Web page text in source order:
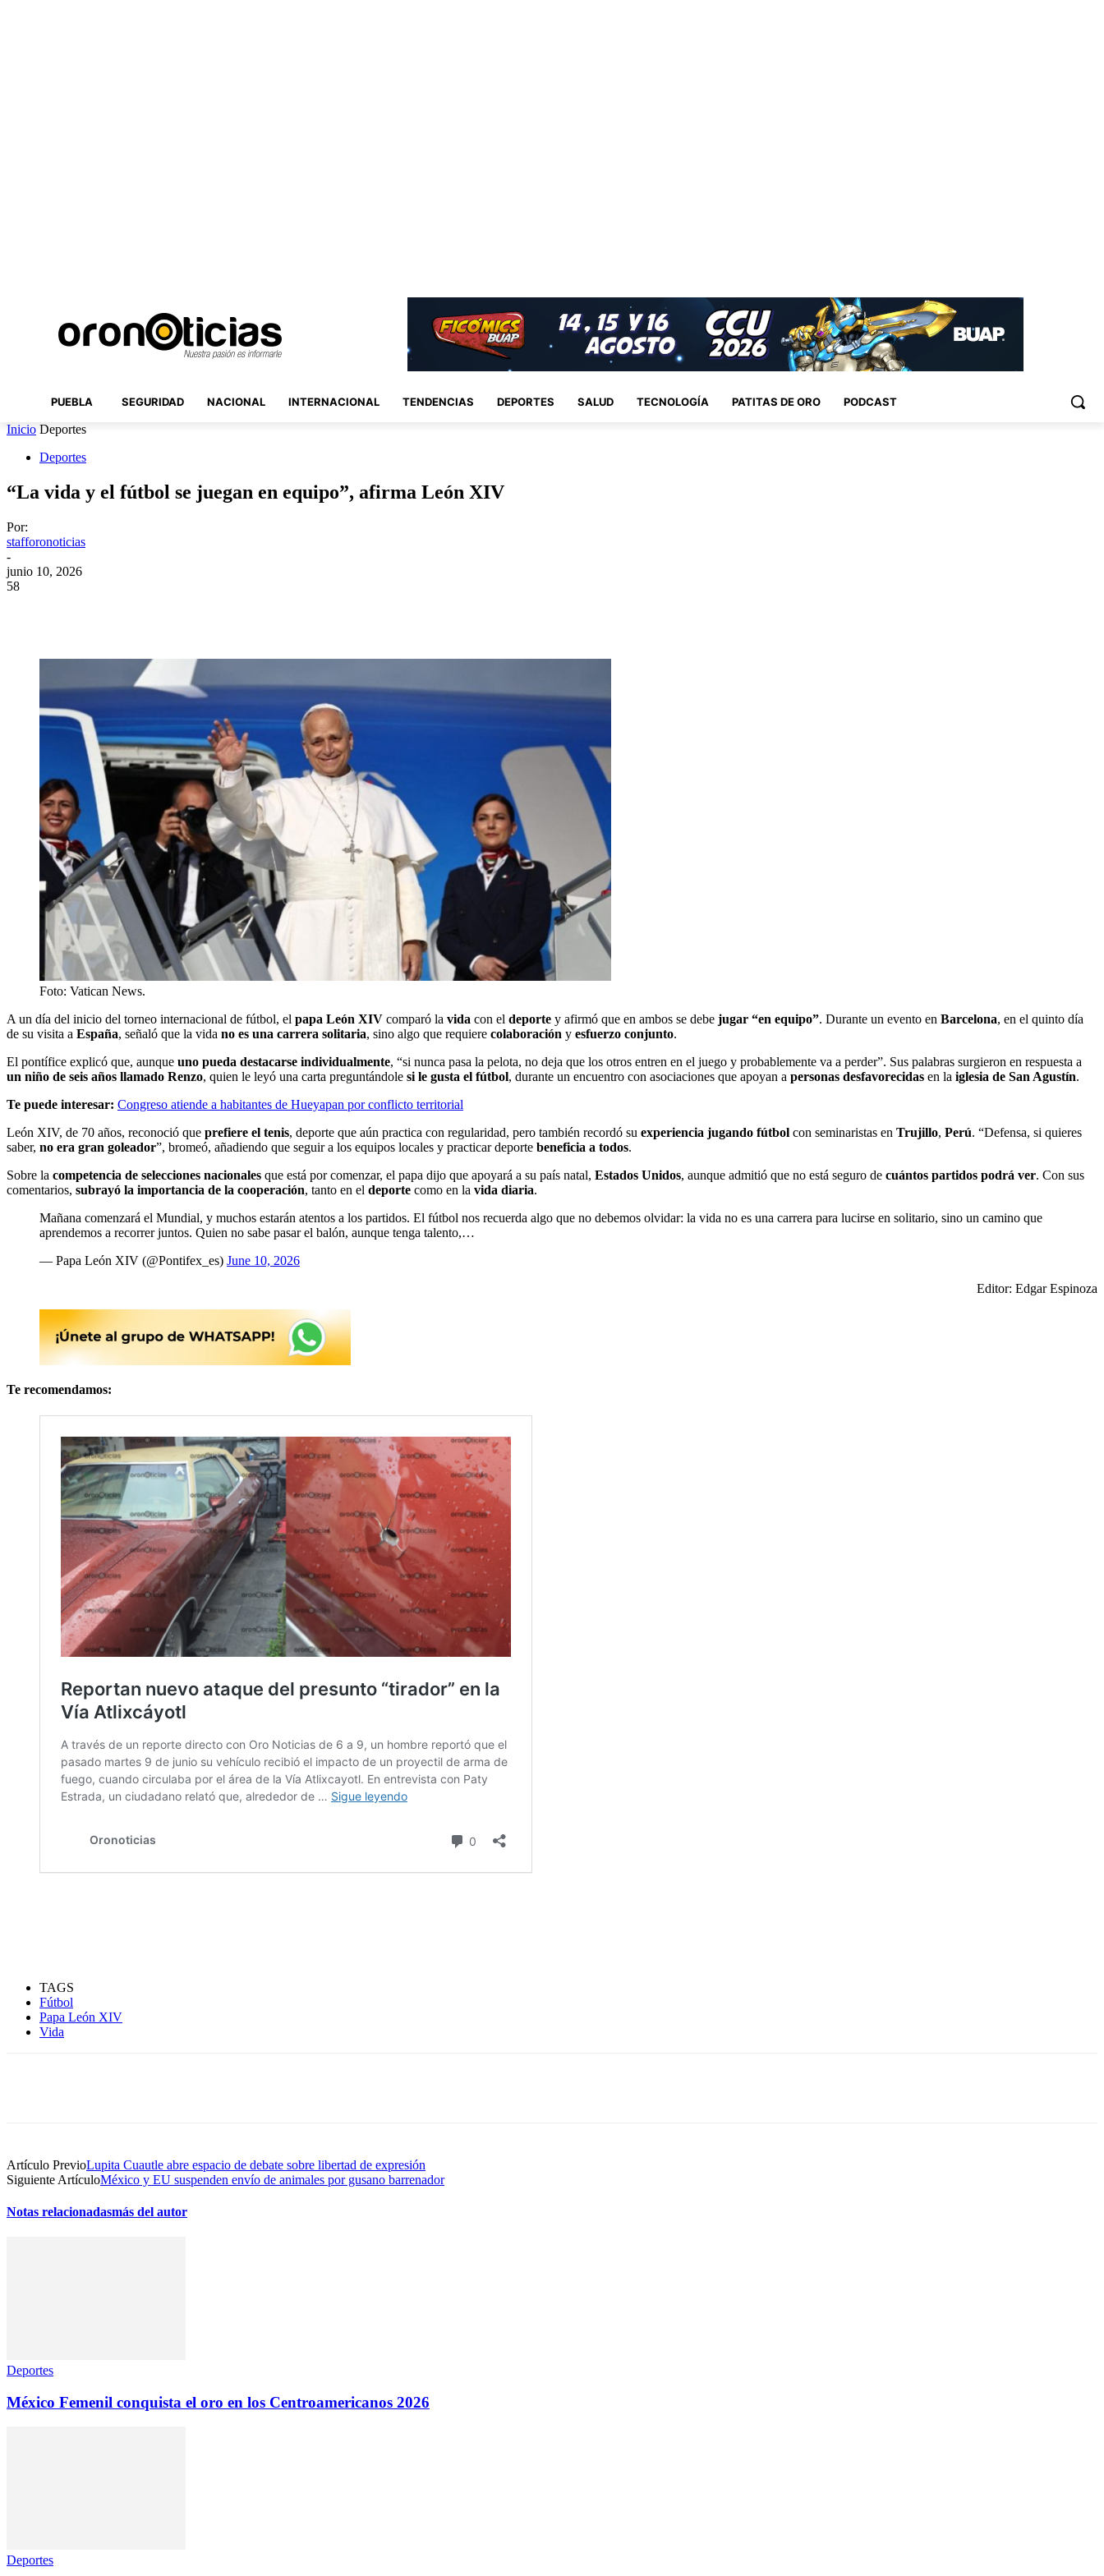
PUEBLA SEGURIDAD NACIONAL INTERNACIONAL TENDENCIAS DEPORTES SALUD TECNOLOGÍA PATITAS DE ORO PODCAST
Inicio Deportes
Deportes
“La vida y el fútbol se juegan en equipo”, afirma León XIV
Por:
stafforonoticias
-
junio 10, 2026
58
Foto: Vatican News.
A un día del inicio del torneo internacional de fútbol, el papa León XIV comparó la vida con el deporte y afirmó que en ambos se debe jugar “en equipo”. Durante un evento en Barcelona, en el quinto día
de su visita a España, señaló que la vida no es una carrera solitaria, sino algo que requiere colaboración y esfuerzo conjunto.
El pontífice explicó que, aunque uno pueda destacarse individualmente, “si nunca pasa la pelota, no deja que los otros entren en el juego y probablemente va a perder”. Sus palabras surgieron en respuesta a
un niño de seis años llamado Renzo, quien le leyó una carta preguntándole si le gusta el fútbol, durante un encuentro con asociaciones que apoyan a personas desfavorecidas en la iglesia de San Agustín.
Te puede interesar: Congreso atiende a habitantes de Hueyapan por conflicto territorial
León XIV, de 70 años, reconoció que prefiere el tenis, deporte que aún practica con regularidad, pero también recordó su experiencia jugando fútbol con seminaristas en Trujillo, Perú. “Defensa, si quieres
saber, no era gran goleador”, bromeó, añadiendo que seguir a los equipos locales y practicar deporte beneficia a todos.
Sobre la competencia de selecciones nacionales que está por comenzar, el papa dijo que apoyará a su país natal, Estados Unidos, aunque admitió que no está seguro de cuántos partidos podrá ver. Con sus
comentarios, subrayó la importancia de la cooperación, tanto en el deporte como en la vida diaria.
Mañana comenzará el Mundial, y muchos estarán atentos a los partidos. El fútbol nos recuerda algo que no debemos olvidar: la vida no es una carrera para lucirse en solitario, sino un camino que
aprendemos a recorrer juntos. Quien no sabe pasar el balón, aunque tenga talento,…
— Papa León XIV (@Pontifex_es) June 10, 2026
Editor: Edgar Espinoza
Te recomendamos:
TAGS
Fútbol
Papa León XIV
Vida
Artículo PrevioLupita Cuautle abre espacio de debate sobre libertad de expresión
Siguiente ArtículoMéxico y EU suspenden envío de animales por gusano barrenador
Notas relacionadasmás del autor
Deportes
México Femenil conquista el oro en los Centroamericanos 2026
Deportes